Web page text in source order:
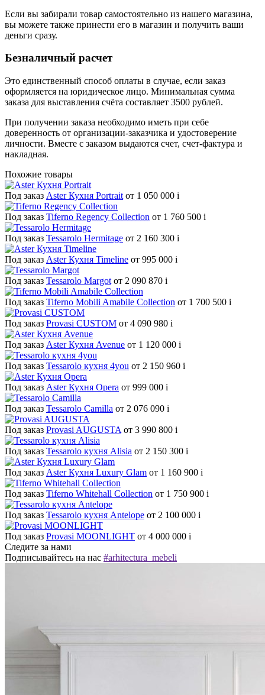
Если вы забирали товар самостоятельно из нашего магазина,
вы можете также принести его в магазин и получить ваши
деньги сразу.
Безналичный расчет
Это единственный способ оплаты в случае, если заказ
оформляется на юридическое лицо. Минимальная сумма
заказа для выставления счёта составляет 3500 рублей.
При получении заказа необходимо иметь при себе
доверенность от организации-заказчика и удостоверение
личности. Вместе с заказом выдаются счет, счет-фактура и
накладная.
Похожие товары
Под заказ Aster Кухня Portrait от 1 050 000 i
Под заказ Tiferno Regency Collection от 1 760 500 i
Под заказ Tessarolo Hermitage от 2 160 300 i
Под заказ Aster Кухня Timeline от 995 000 i
Под заказ Tessarolo Margot от 2 090 870 i
Под заказ Tiferno Mobili Amabile Collection от 1 700 500 i
Под заказ Provasi CUSTOM от 4 090 980 i
Под заказ Aster Кухня Avenue от 1 120 000 i
Под заказ Tessarolo кухня 4you от 2 150 960 i
Под заказ Aster Кухня Opera от 999 000 i
Под заказ Tessarolo Camilla от 2 076 090 i
Под заказ Provasi AUGUSTA от 3 990 800 i
Под заказ Tessarolo кухня Alisia от 2 150 300 i
Под заказ Aster Кухня Luxury Glam от 1 160 900 i
Под заказ Tiferno Whitehall Collection от 1 750 900 i
Под заказ Tessarolo кухня Antelope от 2 100 000 i
Под заказ Provasi MOONLIGHT от 4 000 000 i
Следите за нами
Подписывайтесь на нас #arhitectura_mebeli